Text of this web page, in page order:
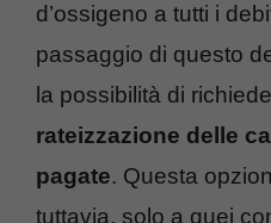
d’ossigeno a tutti i
passaggio di questo
la possibilità di
rateizzazione delle
pagate. Questa
tuttavia, solo a quei